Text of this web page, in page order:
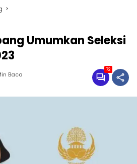
Umumkan Seleksi
Baca
72